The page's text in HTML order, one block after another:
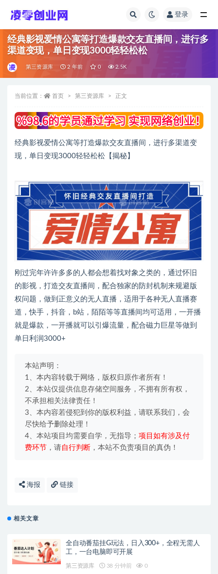
登录
经典影视爱情公寓等打造爆款交友直播间，进行多
渠道变现，单日变现3000轻轻松松
第三资源库 2 年前 0 2.5K
当前位置： 首页 第三资源库 正文
经典影视爱情公寓等打造爆款交友直播间，进行多渠道变
现，单日变现3000轻轻松松【揭秘】
刚过完年许许多多的人都会想着找对象之类的，通过怀旧
的影视，打造交友直播间，配合独家的防封机制来规避版
权问题，做到正意义的无人直播，适用于各种无人直播赛
道，快手，抖音，b站，陌陌等等直播间均可适用，一开播
就是爆款，一开播就可以引爆流量，配合磁力巨星等做到
单日利润3000+
本站声明：
1、本内容转载于网络，版权归原作者所有！
2、本站仅提供信息存储空间服务，不拥有所有权，
不承担相关法律责任！
3、本内容若侵犯到你的版权利益，请联系我们，会
尽快给予删除处理！
4、本站项目均需要自学，无指导； 项目如有涉及付
费环节 ，请自行判断 ，本站不负责项目的真伪！
海报 链接
相关文章
全自动番茄挂G玩法，日入300+，全程无需人
工，一台电脑即可开展
第三资源库 38 分钟前 0